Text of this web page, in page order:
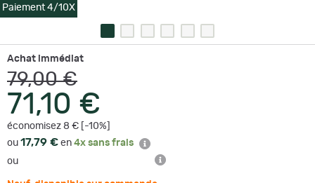
Paiement 4/10X
Achat immédiat
79,00 €
71,10 €
économisez 8 € [-10%]
ou 17,79 € en 4x sans frais
ou